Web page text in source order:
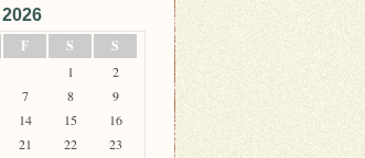
F S S
1
2
7 8
9
14 15
16
21 22
23